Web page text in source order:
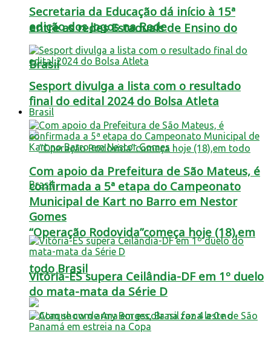
entre as redes Estaduais de Ensino do
Brasil
Brasil
“Operação Rodovida”começa hoje (18),em
todo Brasil
Secretaria da Educação dá início à 15ª
edição dos Jogos na Rede
Sesport divulga a lista com o resultado
final do edital 2024 do Bolsa Atleta
Com apoio da Prefeitura de São Mateus, é
confirmada a 5ª etapa do Campeonato
Municipal de Kart no Barro em Nestor
Gomes
Vitória-ES supera Ceilândia-DF em 1º duelo
do mata-mata da Série D